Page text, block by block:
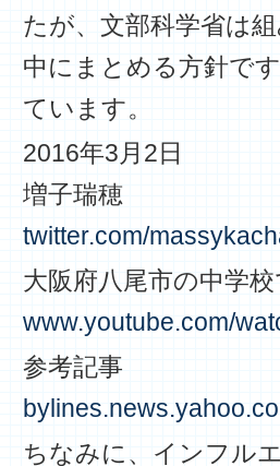
たが、文部科学省は
中にまとめる方針で
ています。
2016年3月2日
増子瑞穂
twitter.com/
大阪府八尾市の中学
www.youtube.com/
参考記事
ちなみに、インフル